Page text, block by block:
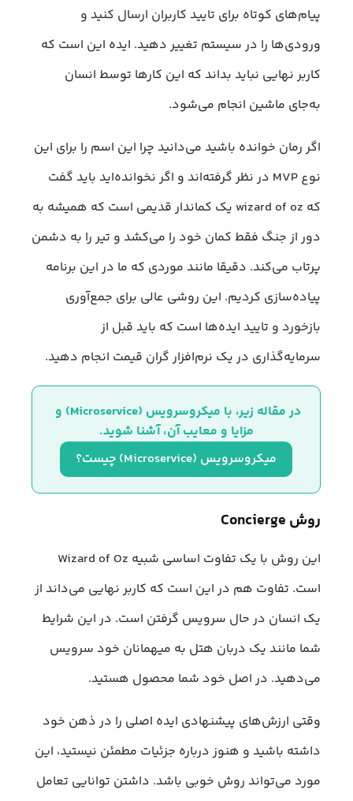
پیام‌های کوتاه برای تایید کاربران ارسال کنید و
ورودی‌ها را در سیستم تغییر دهید. ایده این است که
کاربر نهایی نباید بداند که این کارها توسط انسان
به‌جای ماشین انجام می‌شود.
اگر رمان خوانده باشید می‌دانید چرا این اسم را برای این
نوع MVP در نظر گرفته‌اند و اگر نخوانده‌اید باید گفت
که wizard of oz یک کماندار قدیمی است که همیشه به
دور از جنگ فقط کمان خود را می‌کشد و تیر را به دشمن
پرتاب می‌کند. دقیقا مانند موردی که ما در این برنامه
پیاده‌سازی کردیم. این روشی عالی برای جمع‌آوری
بازخورد و تایید ایده‌ها است که باید قبل از
سرمایه‌گذاری در یک نرم‌افزار گران قیمت انجام دهید.
در مقاله زیر، با میکروسرویس (Microservice) و
مزایا و معایب آن، آشنا شوید.
میکروسرویس (Microservice) چیست؟
روش Concierge
این روش با یک تفاوت اساسی شبیه Wizard of Oz
است. تفاوت هم در این است که کاربر نهایی می‌داند از
یک انسان در حال سرویس گرفتن است. در این شرایط
شما مانند یک دربان هتل به میهمانان خود سرویس
می‌دهید. در اصل خود شما محصول هستید.
وقتی ارزش‌های پیشنهادی ایده اصلی را در ذهن خود
داشته باشید و هنوز درباره جزئیات مطمئن نیستید، این
مورد می‌تواند روش خوبی باشد. داشتن توانایی تعامل